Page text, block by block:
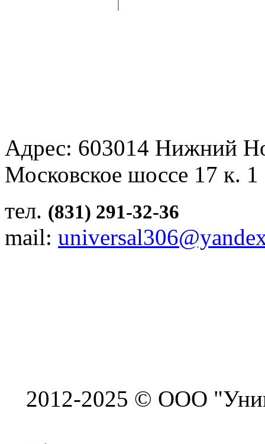
Адрес: 603014 Нижний
Московское шоссе 17 к.
тел. (831) 291-32-36
mail:
2012-2025 © ООО